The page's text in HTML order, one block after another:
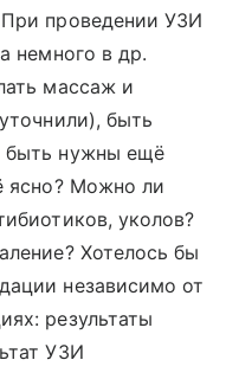
проведении УЗИ
немного в др.
массаж и
быть
быть нужны ещё
ясно? Можно ли
уколов?
Хотелось бы
независимо от
результаты
УЗИ